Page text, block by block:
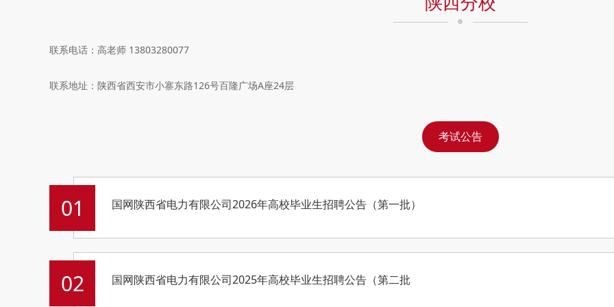
联系电话： 高老师 13803280077
联系地址：陕西省西安市小寨东路126号百隆广场A座24层
考试公告
01 国网陕西省电力有限公司2026年高校毕业生招聘公告（第一批）
02 国网陕西省电力有限公司2025年高校毕业生招聘公告（第二批